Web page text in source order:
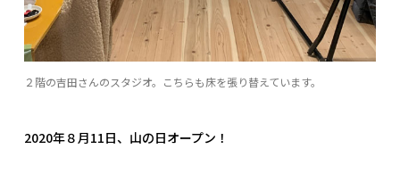
２階の吉田さんのスタジオ。こちらも床を張り替えています。
2020年８月11日、山の日オープン！